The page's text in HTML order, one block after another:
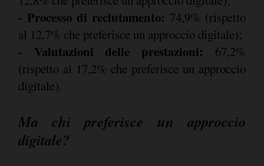
- Processo di reclutamento: 74,9% (rispetto
al 12,7% che preferisce un approccio digitale);
- Valutazioni delle prestazioni: 67,2%
(rispetto al 17,2% che preferisce un approccio
digitale).
Ma chi preferisce un approccio
digitale?